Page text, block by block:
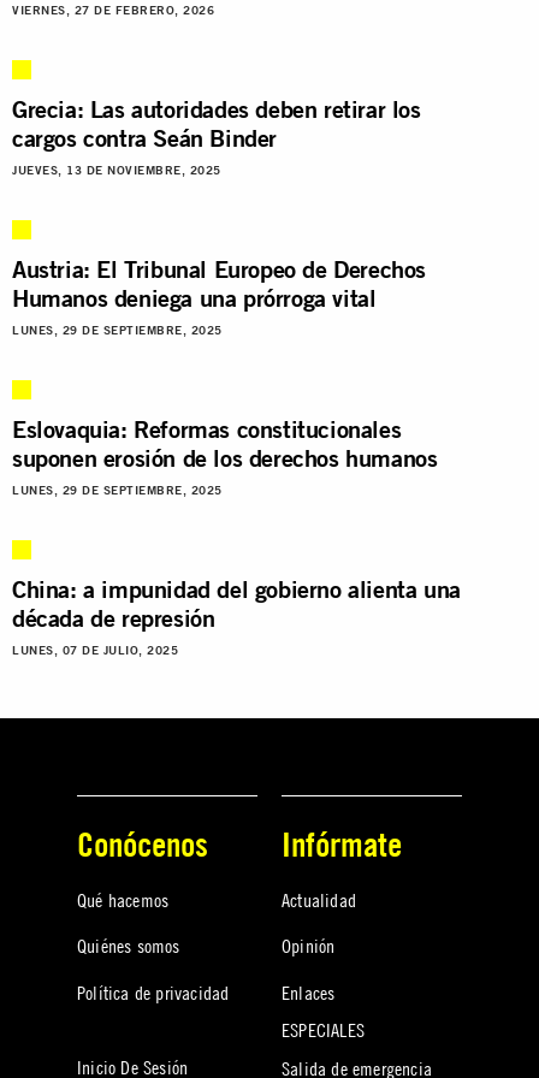
VIERNES, 27 DE FEBRERO, 2026
Grecia: Las autoridades deben retirar los
cargos contra Seán Binder
JUEVES, 13 DE NOVIEMBRE, 2025
Austria: El Tribunal Europeo de Derechos
Humanos deniega una prórroga vital
LUNES, 29 DE SEPTIEMBRE, 2025
Eslovaquia: Reformas constitucionales
suponen erosión de los derechos humanos
LUNES, 29 DE SEPTIEMBRE, 2025
China: a impunidad del gobierno alienta una
década de represión
LUNES, 07 DE JULIO, 2025
Conócenos
Qué hacemos
Quiénes somos
Política de privacidad
Inicio De Sesión
Infórmate
Actualidad
Opinión
Enlaces
ESPECIALES
Salida de emergencia